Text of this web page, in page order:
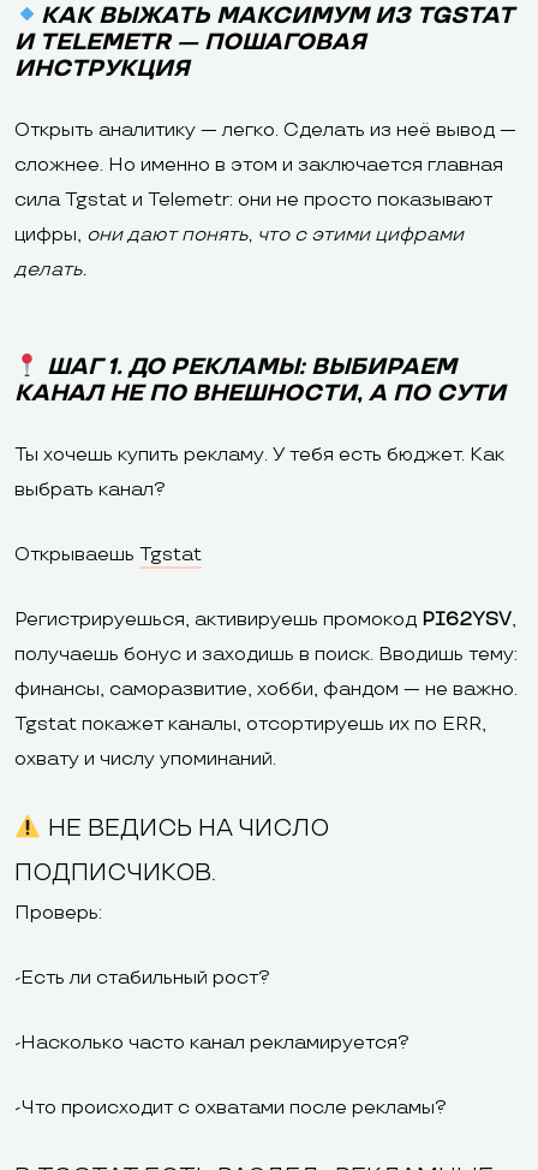
КАК ВЫЖАТЬ МАКСИМУМ ИЗ TGSTAT
И TELEMETR — ПОШАГОВАЯ
ИНСТРУКЦИЯ
Открыть аналитику — легко. Сделать из неё вывод —
сложнее. Но именно в этом и заключается главная
сила Tgstat и Telemetr: они не просто показывают
цифры, они дают понять, что с этими цифрами
делать.
ШАГ 1. ДО РЕКЛАМЫ: ВЫБИРАЕМ
КАНАЛ НЕ ПО ВНЕШНОСТИ, А ПО СУТИ
Ты хочешь купить рекламу. У тебя есть бюджет. Как
выбрать канал?
Открываешь Tgstat
Регистрируешься, активируешь промокод PI62YSV,
получаешь бонус и заходишь в поиск. Вводишь тему:
финансы, саморазвитие, хобби, фандом — не важно.
Tgstat покажет каналы, отсортируешь их по ERR,
охвату и числу упоминаний.
НЕ ВЕДИСЬ НА ЧИСЛО
ПОДПИСЧИКОВ.
Проверь:
-Есть ли стабильный рост?
-Насколько часто канал рекламируется?
-Что происходит с охватами после рекламы?